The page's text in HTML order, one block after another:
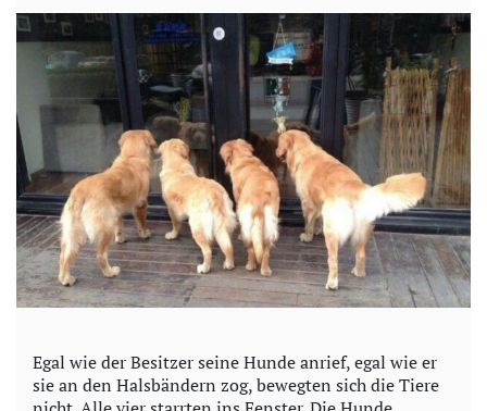
d
e
o
Egal wie der Besitzer seine Hunde anrief, egal wie er
sie an den Halsbändern zog, bewegten sich die Tiere